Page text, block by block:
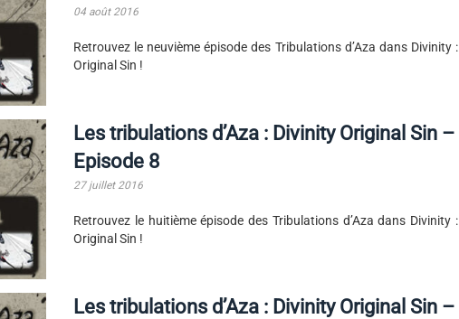
04 août 2016
Retrouvez le neuvième épisode des Tribulations d’Aza dans Divinity :
Original Sin !
Les tribulations d’Aza : Divinity Original Sin –
Episode 8
27 juillet 2016
Retrouvez le huitième épisode des Tribulations d’Aza dans Divinity :
Original Sin !
Les tribulations d’Aza : Divinity Original Sin –